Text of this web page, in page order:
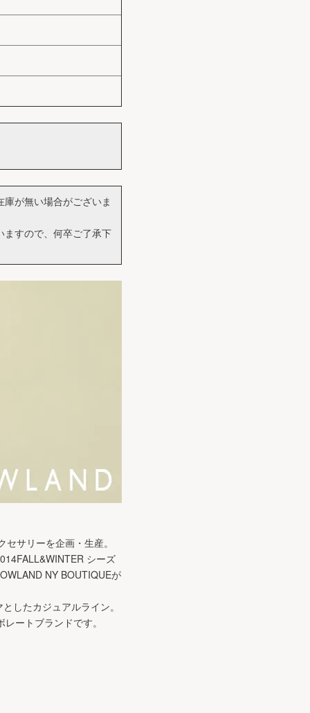
が無い場合がございま
ますので、何卒ご了承下
サリーを企画・生産。
シーズ
NY BOUTIQUEが
したカジュアルライン。
ートブランドです。